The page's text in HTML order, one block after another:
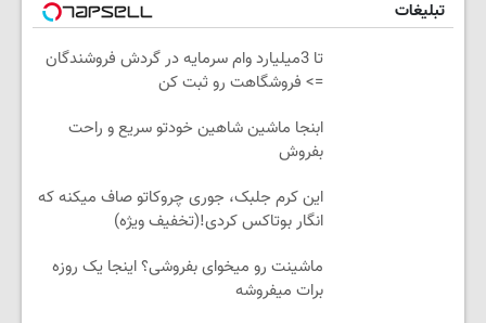
تبلیغات
تا 3میلیارد وام سرمایه در گردش فروشندگان
=> فروشگاهت رو ثبت کن
ابنجا ماشین شاهین خودتو سریع و راحت
بفروش
این کرم جلبک، جوری چروکاتو صاف میکنه که
انگار بوتاکس کردی!(تخفیف ویژه)
ماشینت رو میخوای بفروشی؟ اینجا یک روزه
برات میفروشه